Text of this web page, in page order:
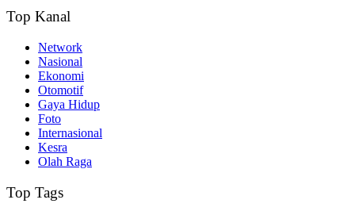
Top Kanal
Network
Nasional
Ekonomi
Otomotif
Gaya Hidup
Foto
Internasional
Kesra
Olah Raga
Top Tags